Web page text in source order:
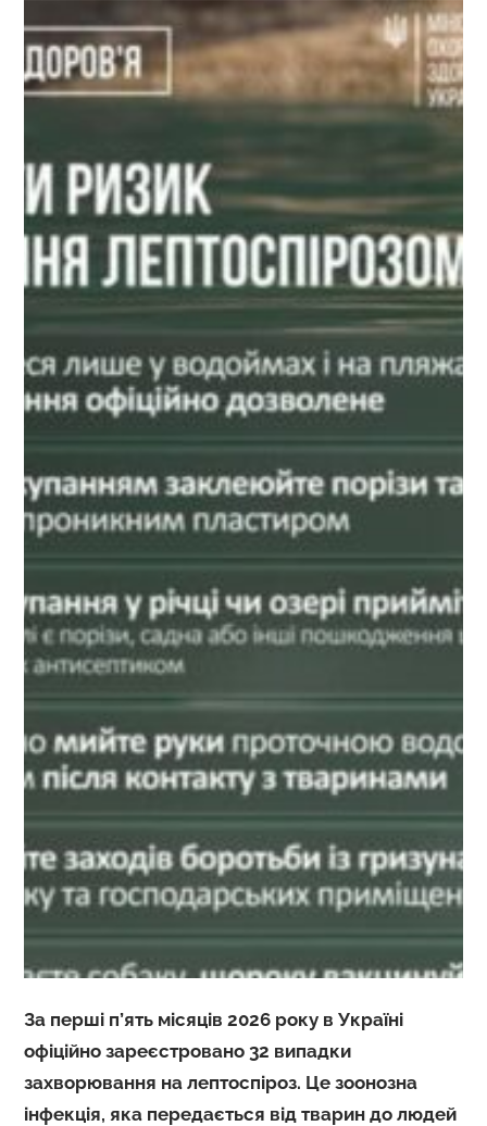
За перші п’ять місяців 2026 року в Україні
офіційно зареєстровано 32 випадки
захворювання на лептоспіроз. Це зоонозна
інфекція, яка передається від тварин до людей